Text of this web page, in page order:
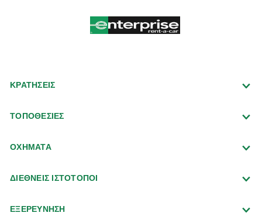
ΚΡΑΤΗΣΕΙΣ
ΤΟΠΟΘΕΣΙΕΣ
ΟΧΗΜΑΤΑ
ΔΙΕΘΝΕΙΣ ΙΣΤΟΤΟΠΟΙ
ΕΞΕΡΕΥΝΗΣΗ